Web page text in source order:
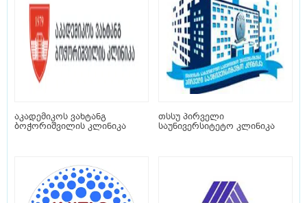
აკადემიკოს ვახტანგ
ბოჭორიშვილის კლინიკა
თსსუ პირველი
საუნივერსიტეტო კლინიკა